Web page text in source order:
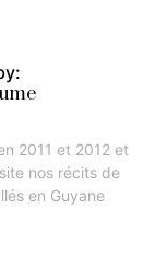
2011 et 2012 et
nos récits de
en Guyane